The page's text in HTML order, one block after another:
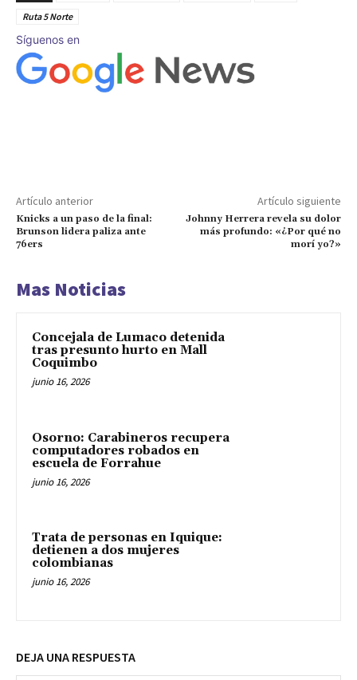
Ruta 5 Norte
Síguenos en
Artículo anterior
Knicks a un paso de la final:
Brunson lidera paliza ante
76ers
Artículo siguiente
Johnny Herrera revela su dolor
más profundo: «¿Por qué no
morí yo?»
Mas Noticias
Concejala de Lumaco detenida
tras presunto hurto en Mall
Coquimbo
junio 16, 2026
Osorno: Carabineros recupera
computadores robados en
escuela de Forrahue
junio 16, 2026
Trata de personas en Iquique:
detienen a dos mujeres
colombianas
junio 16, 2026
DEJA UNA RESPUESTA